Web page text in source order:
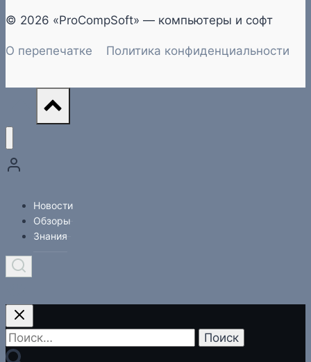
© 2026 «ProCompSoft» — компьютеры и софт
О перепечатке Политика конфиденциальности
Новости
Обзоры
Знания
Найти: